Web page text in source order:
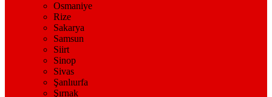
Osmaniye
Rize
Sakarya
Samsun
Siirt
Sinop
Sivas
Şanlıurfa
Şırnak